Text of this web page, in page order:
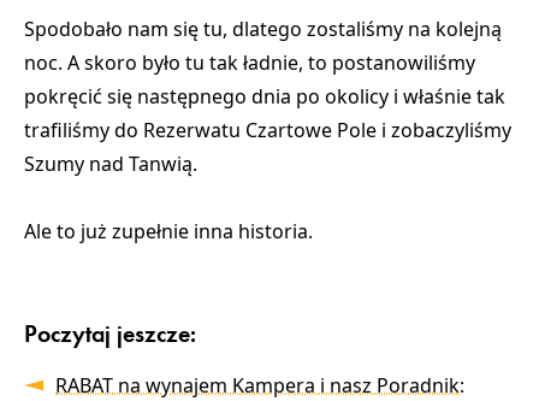
Spodobało nam się tu, dlatego zostaliśmy na kolejną
noc. A skoro było tu tak ładnie, to postanowiliśmy
pokręcić się następnego dnia po okolicy i właśnie tak
trafiliśmy do Rezerwatu Czartowe Pole i zobaczyliśmy
Szumy nad Tanwią.
Ale to już zupełnie inna historia.
Poczytaj jeszcze:
RABAT na wynajem Kampera i nasz Poradnik: